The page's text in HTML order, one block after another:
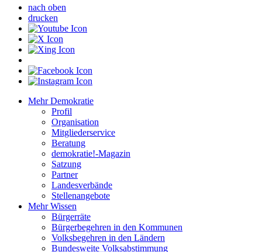
nach oben
drucken
Mehr Demokratie
Profil
Organisation
Mitgliederservice
Beratung
demokratie!-Magazin
Satzung
Partner
Landesverbände
Stellenangebote
Mehr Wissen
Bürgerräte
Bürgerbegehren in den Kommunen
Volksbegehren in den Ländern
Bundesweite Volksabstimmung